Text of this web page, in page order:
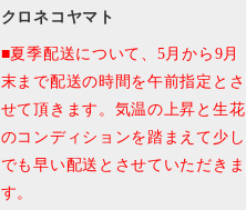
クロネコヤマト
■夏季配送について、5月から9月
末まで配送の時間を午前指定とさ
せて頂きます。気温の上昇と生花
のコンディションを踏まえて少し
でも早い配送とさせていただきま
す。